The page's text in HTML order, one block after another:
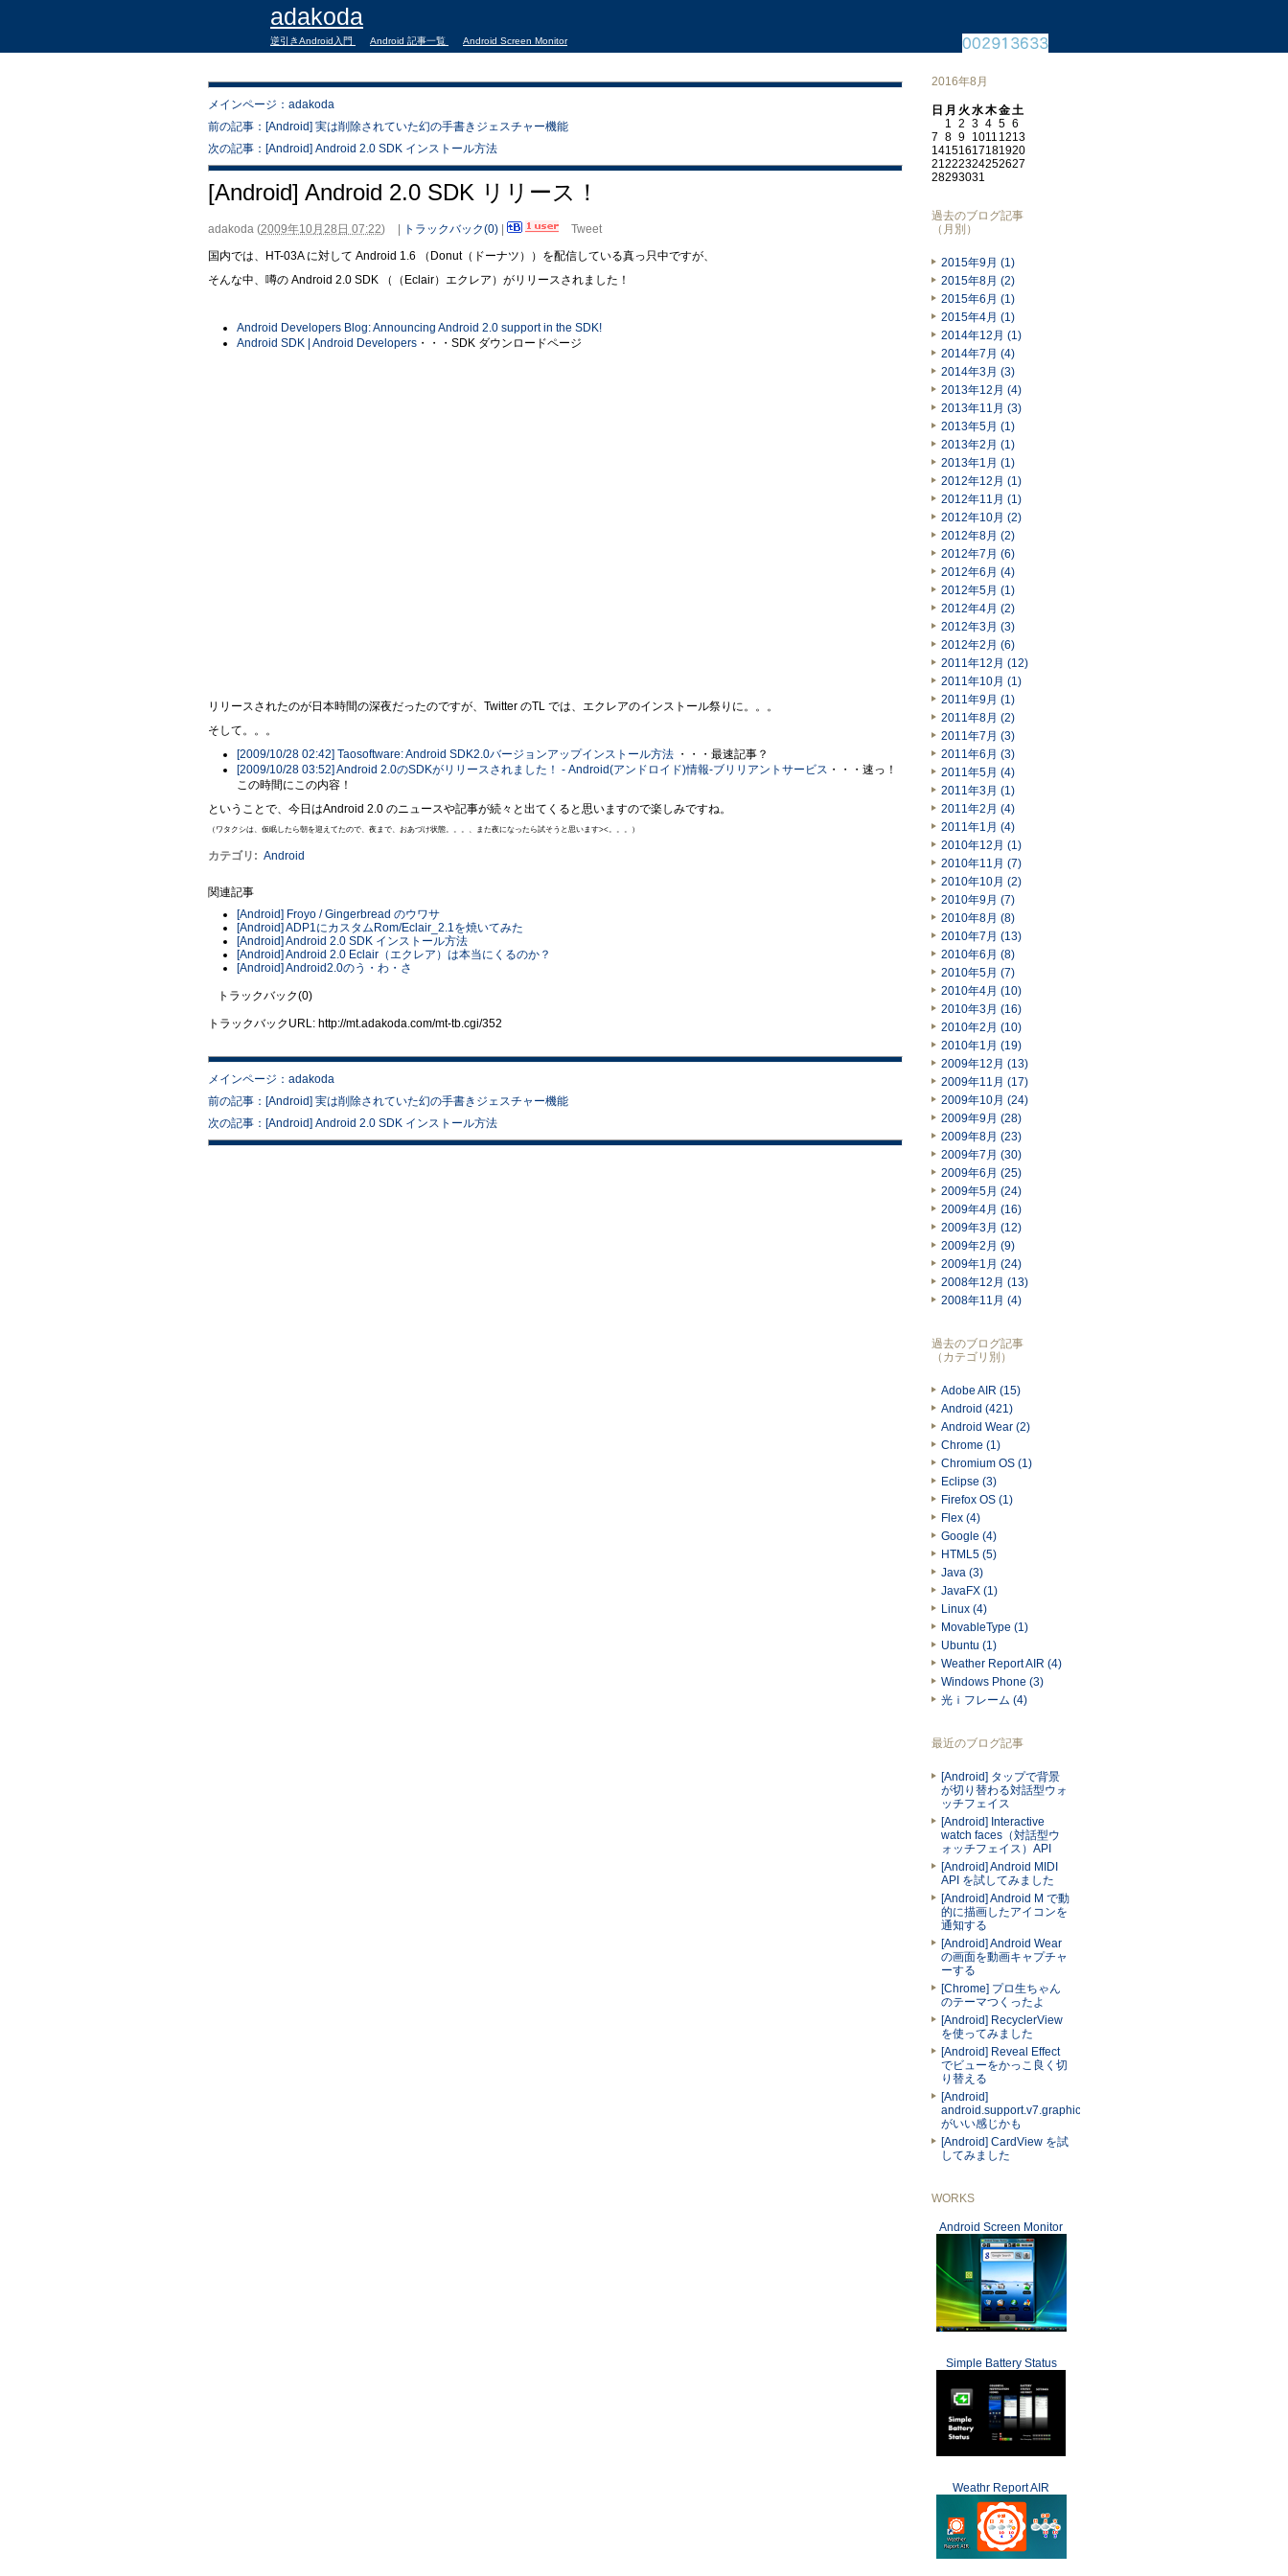
adakoda
逆引きAndroid入門 Android 記事一覧 Android Screen Monitor
メインページ：adakoda
前の記事：[Android] 実は削除されていた幻の手書きジェスチャー機能
次の記事：[Android] Android 2.0 SDK インストール方法
[Android] Android 2.0 SDK リリース！
adakoda (2009年10月28日 07:22) トラックバック(0)
Tweet
国内では、HT-03A に対して Android 1.6 （Donut（ドーナツ））を配信している真っ只中ですが、
そんな中、噂の Android 2.0 SDK （（Eclair）エクレア）がリリースされました！
Android Developers Blog: Announcing Android 2.0 support in the SDK!
Android SDK | Android Developers ・・・SDK ダウンロードページ
リリースされたのが日本時間の深夜だったのですが、Twitter のTL では、エクレアのインストール祭りに。。。
そして。。。
[2009/10/28 02:42] Taosoftware: Android SDK2.0バージョンアップインストール方法 ・・・最速記事？
[2009/10/28 03:52] Android 2.0のSDKがリリースされました！ - Android(アンドロイド)情報-ブリリアントサービス ・・・速っ！
この時間にこの内容！
ということで、今日はAndroid 2.0 のニュースや記事が続々と出てくると思いますので楽しみですね。
（ワタクシは、仮眠したら朝を迎えてたので、夜まで、おあづけ状態。。。、また夜になったら試そうと思います>< 。。。）
カテゴリ : Android
関連記事
[Android] Froyo / Gingerbread のウワサ
[Android] ADP1にカスタムRom/Eclair_2.1を焼いてみた
[Android] Android 2.0 SDK インストール方法
[Android] Android 2.0 Eclair（エクレア）は本当にくるのか？
[Android] Android2.0のう・わ・さ
トラックバック(0)
トラックバックURL: http://mt.adakoda.com/mt-tb.cgi/352
メインページ：adakoda
前の記事：[Android] 実は削除されていた幻の手書きジェスチャー機能
次の記事：[Android] Android 2.0 SDK インストール方法
2016年8月
日 月 火 水木金土
1 2 3 4 5 6
7 8 9 1011 1213
14151617181920
21222324252627
28293031
過去のブログ記事
（月別）
2015年9月 (1)
2015年8月 (2)
2015年6月 (1)
2015年4月 (1)
2014年12月 (1)
2014年7月 (4)
2014年3月 (3)
2013年12月 (4)
2013年11月 (3)
2013年5月 (1)
2013年2月 (1)
2013年1月 (1)
2012年12月 (1)
2012年11月 (1)
2012年10月 (2)
2012年8月 (2)
2012年7月 (6)
2012年6月 (4)
2012年5月 (1)
2012年4月 (2)
2012年3月 (3)
2012年2月 (6)
2011年12月 (12)
2011年10月 (1)
2011年9月 (1)
2011年8月 (2)
2011年7月 (3)
2011年6月 (3)
2011年5月 (4)
2011年3月 (1)
2011年2月 (4)
2011年1月 (4)
2010年12月 (1)
2010年11月 (7)
2010年10月 (2)
2010年9月 (7)
2010年8月 (8)
2010年7月 (13)
2010年6月 (8)
2010年5月 (7)
2010年4月 (10)
2010年3月 (16)
2010年2月 (10)
2010年1月 (19)
2009年12月 (13)
2009年11月 (17)
2009年10月 (24)
2009年9月 (28)
2009年8月 (23)
2009年7月 (30)
2009年6月 (25)
2009年5月 (24)
2009年4月 (16)
2009年3月 (12)
2009年2月 (9)
2009年1月 (24)
2008年12月 (13)
2008年11月 (4)
過去のブログ記事
（カテゴリ別）
Adobe AIR (15)
Android (421)
Android Wear (2)
Chrome (1)
Chromium OS (1)
Eclipse (3)
Firefox OS (1)
Flex (4)
Google (4)
HTML5 (5)
Java (3)
JavaFX (1)
Linux (4)
MovableType (1)
Ubuntu (1)
Weather Report AIR (4)
Windows Phone (3)
光ｉフレーム (4)
最近のブログ記事
[Android] タップで背景
が切り替わる対話型ウォ
ッチフェイス
[Android] Interactive
watch faces（対話型ウ
ォッチフェイス）API
[Android] Android MIDI
API を試してみました
[Android] Android M で動
的に描画したアイコンを
通知する
[Android] Android Wear
の画面を動画キャプチャ
ーする
[Chrome] プロ生ちゃん
のテーマつくったよ
[Android] RecyclerView
を使ってみました
[Android] Reveal Effect
でビューをかっこ良く切
り替える
[Android]
android.support.v7.graphics.Palette
がいい感じかも
[Android] CardView を試
してみました
WORKS
Android Screen Monitor
Simple Battery Status
Weathr Report AIR